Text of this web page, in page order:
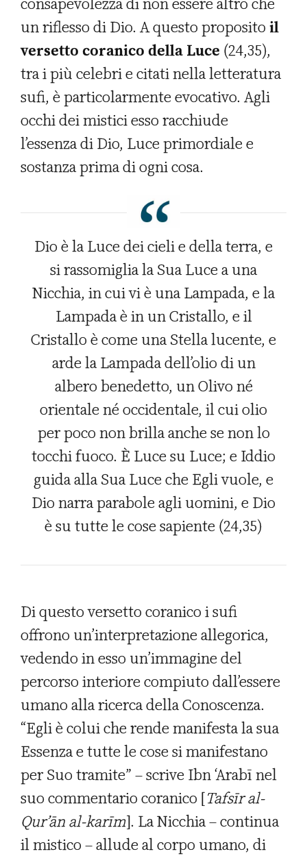
un riflesso di Dio. A questo propositoil
versetto coranico della Luce (24,35),
tra i più celebri e citati nella letteratura
sufi, è particolarmente evocativo. Agli
occhi dei mistici esso racchiude
l’essenza di Dio, Luce primordiale e
sostanza prima di ogni cosa.
Dio è la Luce dei cieli e della terra, e
si rassomiglia la Sua Luce a una
Nicchia, in cui vi è una Lampada, e la
Lampada è in un Cristallo, e il
Cristallo è come una Stella lucente, e
arde la Lampada dell’olio di un
albero benedetto, un Olivo né
orientale né occidentale, il cui olio
per poco non brilla anche se non lo
tocchi fuoco. È Luce su Luce; e Iddio
guida alla Sua Luce che Egli vuole, e
Dio narra parabole agli uomini, e Dio
è su tutte le cose sapiente (24,35)
Di questo versetto coranico i sufi
offrono un’interpretazione allegorica,
vedendo in esso un’immagine del
percorso interiore compiuto dall’essere
umano alla ricerca della Conoscenza.
“Egli è colui che rende manifesta la sua
Essenza e tutte le cose si manifestano
per Suo tramite” – scrive Ibn ‘Arabī nel
suo commentario coranico [Tafsīr al-
Qur’ān al-karīm]. La Nicchia – continua
il mistico – allude al corpo umano, di